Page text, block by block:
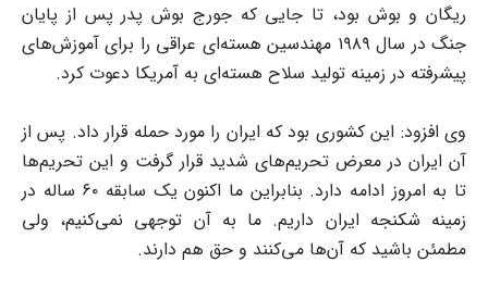
ریگان و بوش بود، تا جایی که جورج بوش پدر پس از پایان
جنگ در سال ۱۹۸۹ مهندسین هسته‌ای عراقی را برای آموزش‌های
پیشرفته در زمینه تولید سلاح هسته‌ای به آمریکا دعوت کرد.
وی افزود: این کشوری بود که ایران را مورد حمله قرار داد. پس از
آن ایران در معرض تحریم‌های شدید قرار گرفت و این تحریم‌ها
تا به امروز ادامه دارد. بنابراین ما اکنون یک سابقه ۶۰ ساله در
زمینه شکنجه ایران داریم. ما به آن توجهی نمی‌کنیم، ولی
مطمئن باشید که آن‌ها می‌کنند و حق هم دارند.